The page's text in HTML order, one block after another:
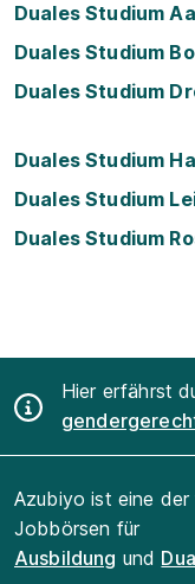
Duales Studium
Duales Studium
Duales Studium
Duales Studium
Duales Studium
Duales Studium
Hier erfährst
Azubiyo ist eine
Jobbörsen für
Ausbildung und